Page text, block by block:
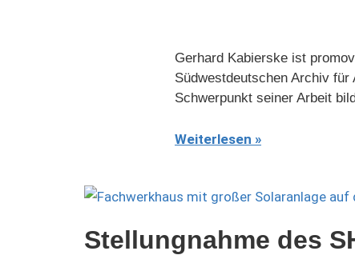
Gerhard Kabierske ist
Südwestdeutschen Archiv
Schwerpunkt seiner Arbeit
Weiterlesen
Stellungnahme des